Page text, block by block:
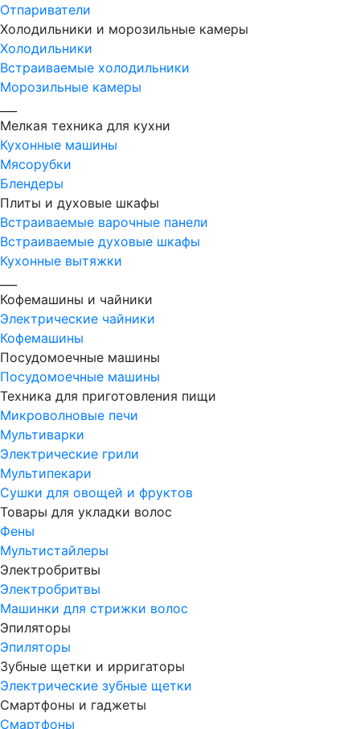
Отпариватели
Холодильники и морозильные камеры
Холодильники
Встраиваемые холодильники
Морозильные камеры
Мелкая техника для кухни
Кухонные машины
Мясорубки
Блендеры
Плиты и духовые шкафы
Встраиваемые варочные панели
Встраиваемые духовые шкафы
Кухонные вытяжки
Кофемашины и чайники
Электрические чайники
Кофемашины
Посудомоечные машины
Посудомоечные машины
Техника для приготовления пищи
Микроволновые печи
Мультиварки
Электрические грили
Мультипекари
Сушки для овощей и фруктов
Товары для укладки волос
Фены
Мультистайлеры
Электробритвы
Электробритвы
Машинки для стрижки волос
Эпиляторы
Эпиляторы
Зубные щетки и ирригаторы
Электрические зубные щетки
Смартфоны и гаджеты
Смартфоны